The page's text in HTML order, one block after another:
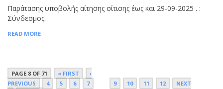
Παράτασης υποβολής αίτησης σίτισης έως και 29-09-2025 . :
Σύνδεσμος.
READ MORE
PAGE 8 OF 71 « FIRST
‹
PREVIOUS
4 5 6 7 9 10 11 12
NEXT